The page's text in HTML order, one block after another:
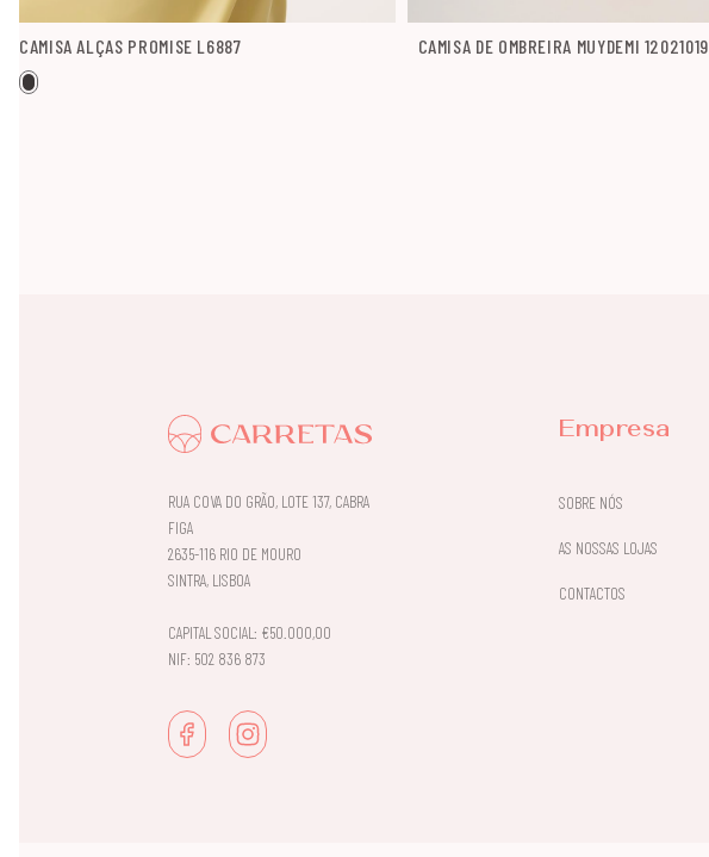
CAMISA ALÇAS PROMISE L6887 CAMISA DE OMBREIRA MUYDEMI 12021019
RUA COVA DO GRÃO, LOTE 137, CABRA
FIGA
2635-116 RIO DE MOURO
SINTRA, LISBOA
CAPITAL SOCIAL: €50.000,00
NIF: 502 836 873
Empresa
SOBRE NÓS
AS NOSSAS LOJAS
CONTACTOS